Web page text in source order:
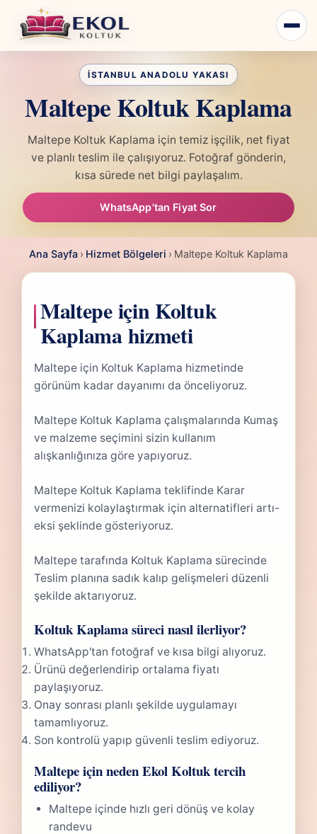
Maltepe Koltuk Kaplama
Maltepe Koltuk Kaplama için temiz işçilik, net fiyat
ve planlı teslim ile çalışıyoruz. Fotoğraf gönderin,
kısa sürede net bilgi paylaşalım.
WhatsApp'tan Fiyat Sor
Ana Sayfa › Hizmet Bölgeleri › Maltepe Koltuk Kaplama
Maltepe için Koltuk
Kaplama hizmeti
Maltepe için Koltuk Kaplama hizmetinde
görünüm kadar dayanımı da önceliyoruz.
Maltepe Koltuk Kaplama çalışmalarında Kumaş
ve malzeme seçimini sizin kullanım
alışkanlığınıza göre yapıyoruz.
Maltepe Koltuk Kaplama teklifinde Karar
vermenizi kolaylaştırmak için alternatifleri artı-
eksi şeklinde gösteriyoruz.
Maltepe tarafında Koltuk Kaplama sürecinde
Teslim planına sadık kalıp gelişmeleri düzenli
şekilde aktarıyoruz.
Koltuk Kaplama süreci nasıl ilerliyor?
WhatsApp'tan fotoğraf ve kısa bilgi alıyoruz.
Ürünü değerlendirip ortalama fiyatı
paylaşıyoruz.
Onay sonrası planlı şekilde uygulamayı
tamamlıyoruz.
Son kontrolü yapıp güvenli teslim ediyoruz.
Maltepe için neden Ekol Koltuk tercih
ediliyor?
Maltepe içinde hızlı geri dönüş ve kolay
randevu